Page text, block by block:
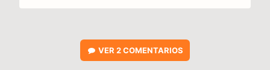
VER2 COMENTARIOS